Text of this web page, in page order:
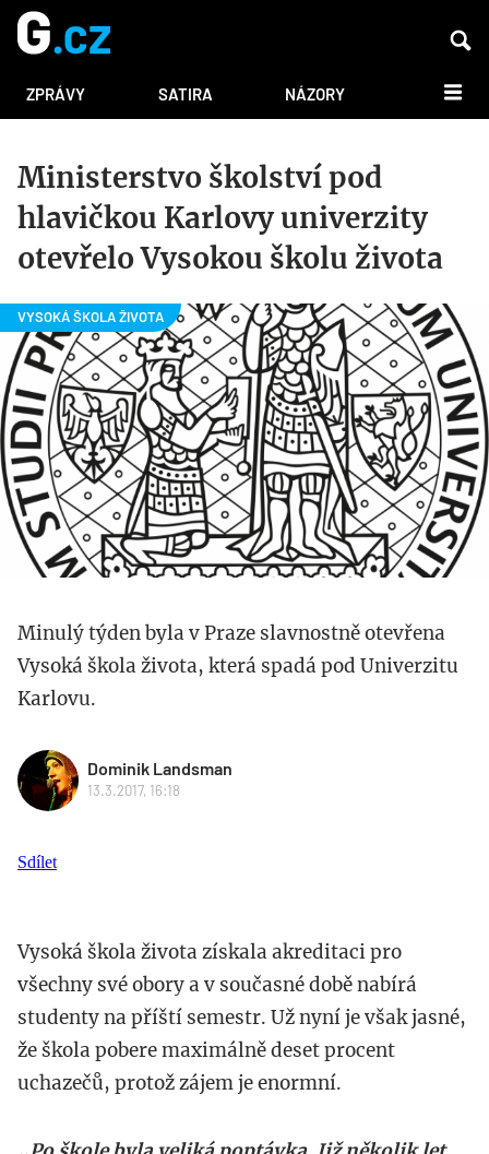
ZPRÁVY SATIRA NÁZORY DALŠÍ
Ministerstvo školství pod
hlavičkou Karlovy univerzity
otevřelo Vysokou školu života
Minulý týden byla v Praze slavnostně otevřena
Vysoká škola života, která spadá pod Univerzitu
Karlovu.
Dominik Landsman
13.3.2017, 16:18
Sdílet
Vysoká škola života získala akreditaci pro
všechny své obory a v současné době nabírá
studenty na příští semestr. Už nyní je však jasné,
že škola pobere maximálně deset procent
uchazečů, protož zájem je enormní.